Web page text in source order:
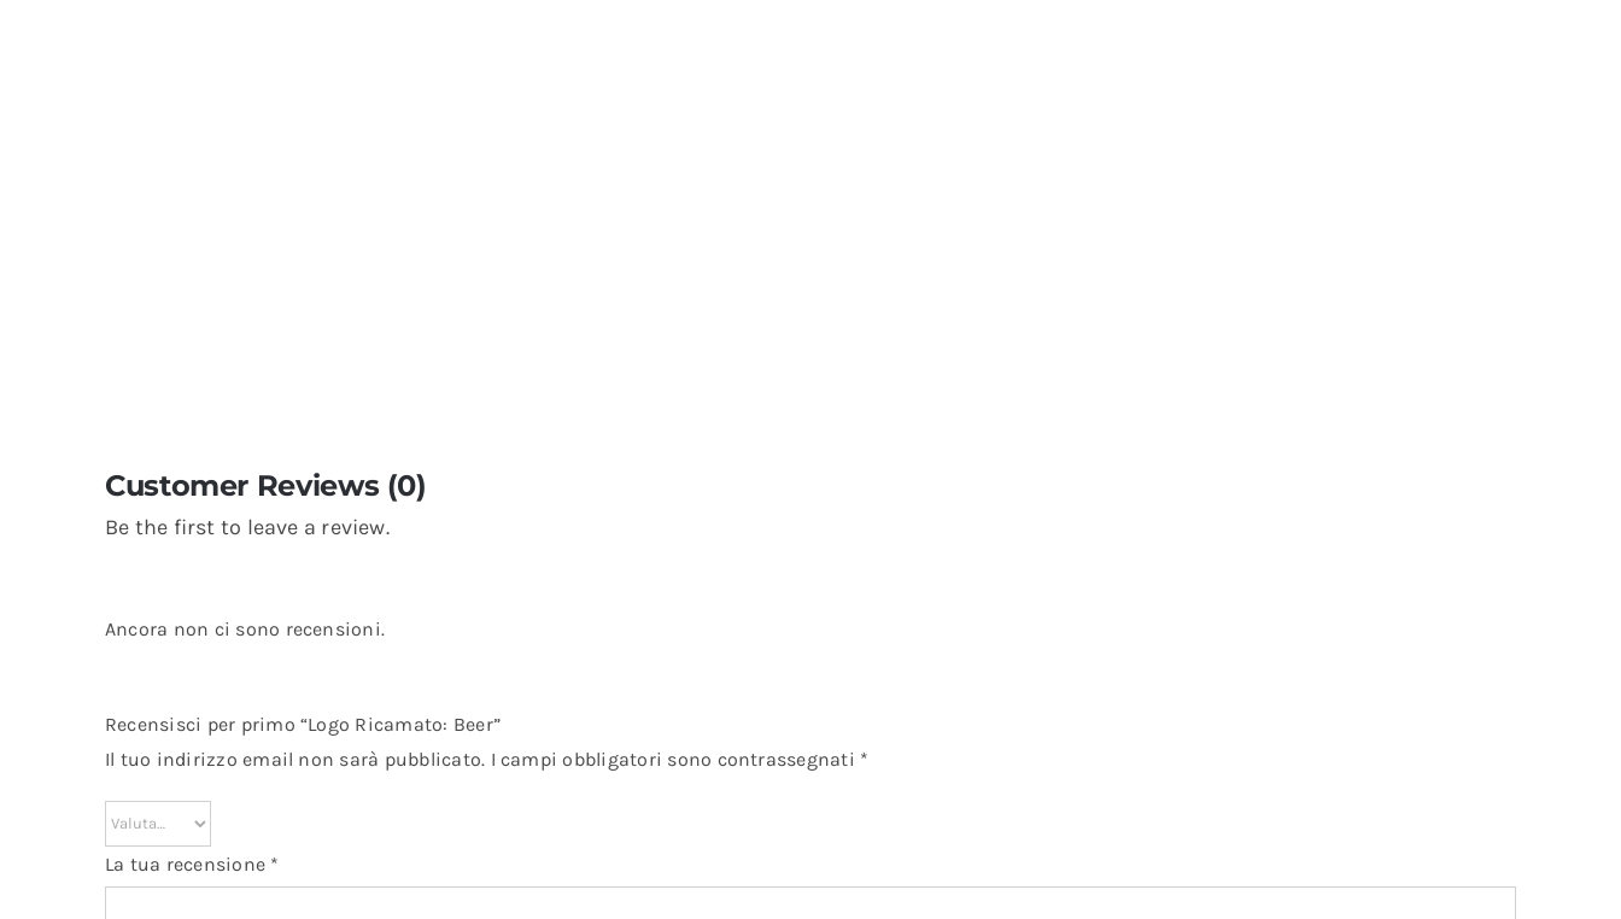
Customer Reviews (0)
Be the first to leave a review.
Ancora non ci sono recensioni.
Recensisci per primo “Logo Ricamato: Beer”
Il tuo indirizzo email non sarà pubblicato. I campi obbligatori sono contrassegnati *
La tua recensione *